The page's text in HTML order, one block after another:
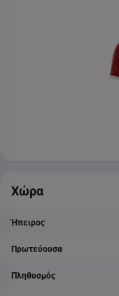
Χώρα
Ήπειρος
Πρωτεύουσα
Πληθυσμός